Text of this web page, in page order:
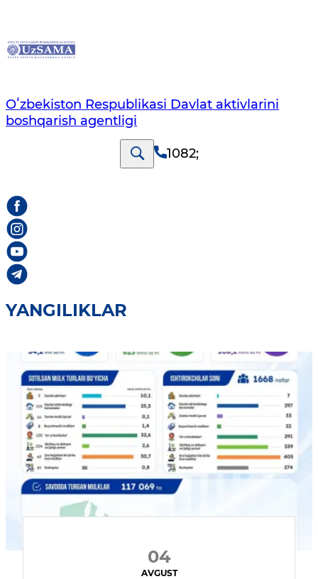
Oʻzbekiston Respublikasi Davlat aktivlarini
boshqarish agentligi
1082;
YANGILIKLAR
04
AVGUST